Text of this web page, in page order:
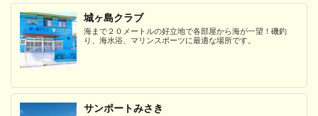
城ヶ島クラブ
海まで２０メートルの好立地で各部屋から海が一望！磯釣
り、海水浴、マリンスポーツに最適な場所です。
サンポートみさき